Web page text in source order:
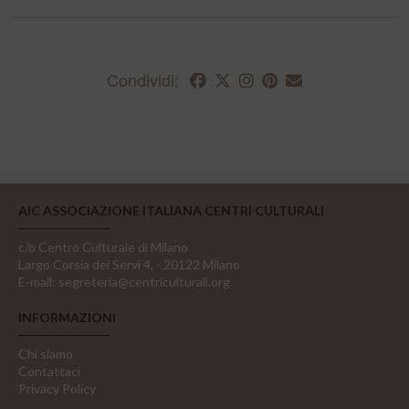
Condividi:
AIC ASSOCIAZIONE ITALIANA CENTRI CULTURALI
c/o Centro Culturale di Milano
Largo Corsia dei Servi 4, - 20122 Milano
E-mail: segreteria@centriculturali.org
INFORMAZIONI
Chi siamo
Contattaci
Privacy Policy